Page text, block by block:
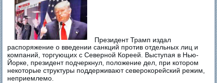
Президент Трамп издал
распоряжение о введении санкций против отдельных лиц и
компаний, торгующих с Северной Кореей. Выступая в Нью-
Йорке, президент подчеркнул, положение дел, при котором
некоторые структуры поддерживают северокорейский режим,
неприемлемо.